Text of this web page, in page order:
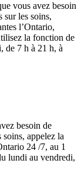
vous avez besoin
sur les soins,
l’Ontario,
la fonction de
de 7 h à 21 h, à
besoin de
soins, appelez la
24 /7, au 1
lundi au vendredi,